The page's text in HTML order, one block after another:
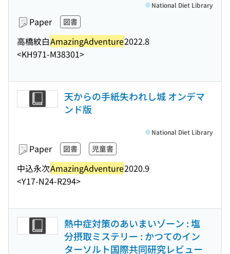
Paper 図書
高橋紋白AmazingAdventure2022.8
<KH971-M38301>
National Diet Library
天からの手紙失われし城 オンデマ
ンド版
Paper 図書 児童書
中込永次AmazingAdventure2020.9
<Y17-N24-R294>
National Diet Library
熱中症対策のあいまいゾーン : 塩
分摂取ミステリー : かつてのイン
ターソルト国際共同研究レビュー